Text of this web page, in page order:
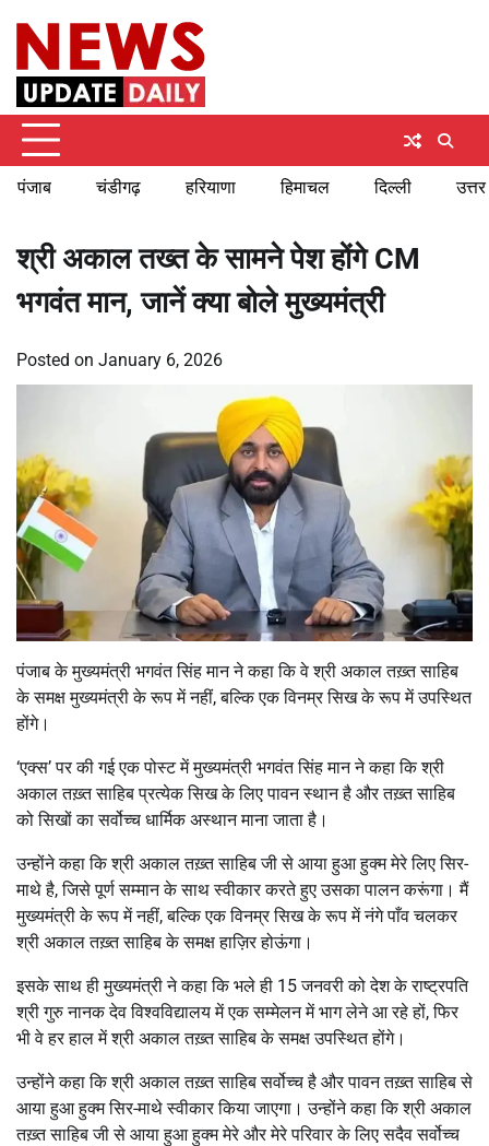
content
पंजाब चंडीगढ़ हरियाणा हिमाचल दिल्ली
श्री अकाल तख्त के सामने पेश होंगे CM
भगवंत मान, जानें क्या बोले मुख्यमंत्री
Posted on January 6, 2026
पंजाब के मुख्यमंत्री भगवंत सिंह मान ने कहा कि वे श्री अकाल तख़्त साहिब
के समक्ष मुख्यमंत्री के रूप में नहीं, बल्कि एक विनम्र सिख के रूप में उपस्थित
होंगे।
‘एक्स’ पर की गई एक पोस्ट में मुख्यमंत्री भगवंत सिंह मान ने कहा कि श्री
अकाल तख़्त साहिब प्रत्येक सिख के लिए पावन स्थान है और तख़्त साहिब
को सिखों का सर्वोच्च धार्मिक अस्थान माना जाता है।
उन्होंने कहा कि श्री अकाल तख़्त साहिब जी से आया हुआ हुक्म मेरे लिए सिर-
माथे है, जिसे पूर्ण सम्मान के साथ स्वीकार करते हुए उसका पालन करूंगा। मैं
मुख्यमंत्री के रूप में नहीं, बल्कि एक विनम्र सिख के रूप में नंगे पाँव चलकर
श्री अकाल तख़्त साहिब के समक्ष हाज़िर होऊंगा।
इसके साथ ही मुख्यमंत्री ने कहा कि भले ही 15 जनवरी को देश के राष्ट्रपति
श्री गुरु नानक देव विश्वविद्यालय में एक सम्मेलन में भाग लेने आ रहे हों, फिर
भी वे हर हाल में श्री अकाल तख़्त साहिब के समक्ष उपस्थित होंगे।
उन्होंने कहा कि श्री अकाल तख़्त साहिब सर्वोच्च है और पावन तख़्त साहिब से
आया हुआ हुक्म सिर-माथे स्वीकार किया जाएगा। उन्होंने कहा कि श्री अकाल
तख़्त साहिब जी से आया हुआ हुक्म मेरे और मेरे परिवार के लिए सदैव सर्वोच्च